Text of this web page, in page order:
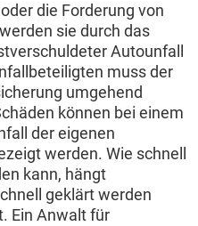
die Forderung von
sie durch das
Autounfall
muss der
umgehend
können bei einem
der eigenen
werden. Wie schnell
kann, hängt
geklärt werden
Ein Anwalt für